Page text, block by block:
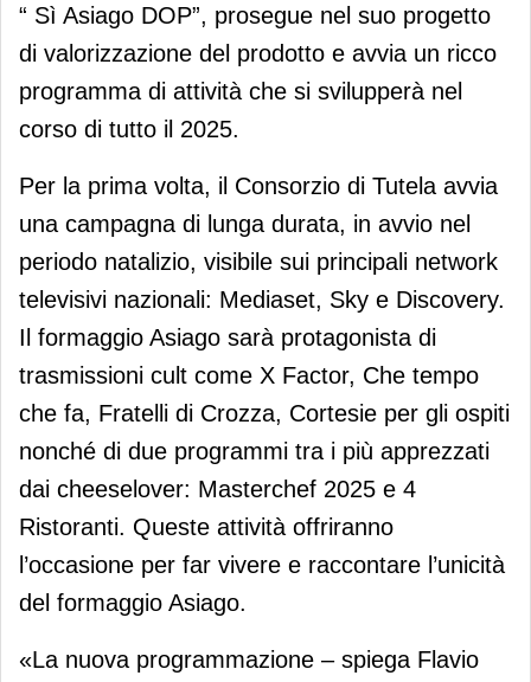
“ Sì Asiago DOP”, prosegue nel suo progetto
di valorizzazione del prodotto e avvia un ricco
programma di attività che si svilupperà nel
corso di tutto il 2025.
Per la prima volta, il Consorzio di Tutela avvia
una campagna di lunga durata, in avvio nel
periodo natalizio, visibile sui principali network
televisivi nazionali: Mediaset, Sky e Discovery.
Il formaggio Asiago sarà protagonista di
trasmissioni cult come X Factor, Che tempo
che fa, Fratelli di Crozza, Cortesie per gli ospiti
nonché di due programmi tra i più apprezzati
dai cheeselover: Masterchef 2025 e 4
Ristoranti. Queste attività offriranno
l’occasione per far vivere e raccontare l’unicità
del formaggio Asiago.
«La nuova programmazione – spiega Flavio